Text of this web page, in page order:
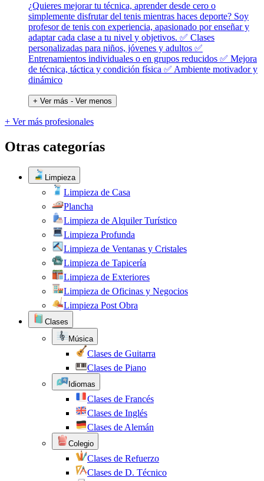
¿Quieres mejorar tu técnica, aprender desde cero o
simplemente disfrutar del tenis mientras haces deporte? Soy
profesor de tenis con experiencia, apasionado por enseñar y
adaptar cada clase a tu nivel y objetivos. ✅ Clases
personalizadas para niños, jóvenes y adultos ✅
Entrenamientos individuales o en grupos reducidos ✅ Mejora
de técnica, táctica y condición física ✅ Ambiente motivador y
dinámico
+ Ver más - Ver menos
+ Ver más profesionales
Otras categorías
Limpieza
Limpieza de Casa
Plancha
Limpieza de Alquiler Turístico
Limpieza Profunda
Limpieza de Ventanas y Cristales
Limpieza de Tapicería
Limpieza de Exteriores
Limpieza de Oficinas y Negocios
Limpieza Post Obra
Clases
Música
Clases de Guitarra
Clases de Piano
Idiomas
Clases de Francés
Clases de Inglés
Clases de Alemán
Colegio
Clases de Refuerzo
Clases de D. Técnico